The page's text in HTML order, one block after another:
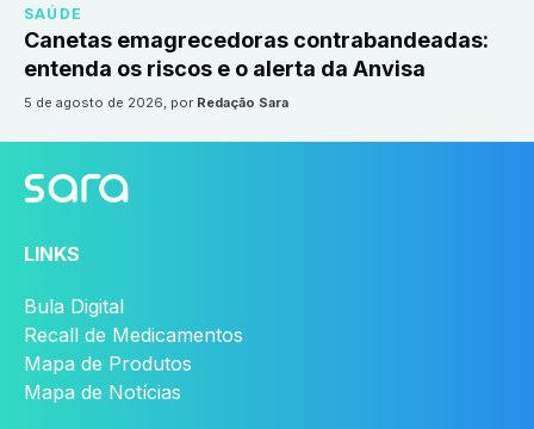
SAÚDE
Canetas emagrecedoras contrabandeadas:
entenda os riscos e o alerta da Anvisa
5 de agosto de 2026, por Redação Sara
LINKS
Bula Digital
Recall de Medicamentos
Mapa de Produtos
Mapa de Notícias